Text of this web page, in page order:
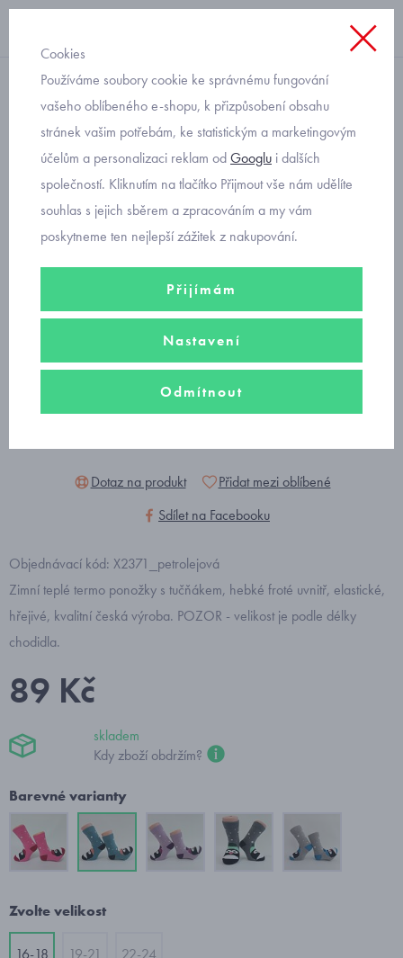
termo, froté
dětské froté ponožky
Trepon s tučňákem petrol
Dotaz na produkt
Přidat mezi oblíbené
Sdílet na Facebooku
Objednávací kód: X2371_petrolejová
Zimní teplé termo ponožky s tučňákem, hebké froté uvnitř, elastické,
hřejivé, kvalitní česká výroba. POZOR - velikost je podle délky
chodidla.
89 Kč
skladem
Kdy zboží obdržím?
Barevné varianty
Zvolte velikost
16-18 19-21 22-24
Cookies
Používáme soubory cookie ke správnému fungování
vašeho oblíbeného e-shopu, k přizpůsobení obsahu
stránek vašim potřebám, ke statistickým a marketingovým
účelům a personalizaci reklam odGooglu i dalších
společností. Kliknutím na tlačítko Přijmout vše nám udělíte
souhlas s jejich sběrem a zpracováním a my vám
poskytneme ten nejlepší zážitek z nakupování.
Přijímám
Nastavení
Odmítnout